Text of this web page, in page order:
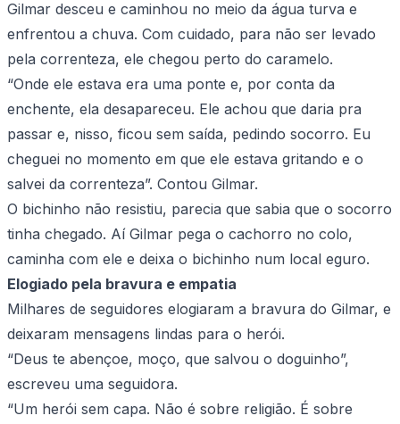
Gilmar desceu e caminhou no meio da água turva e
enfrentou a chuva. Com cuidado, para não ser levado
pela correnteza, ele chegou perto do caramelo.
“Onde ele estava era uma ponte e, por conta da
enchente, ela desapareceu. Ele achou que daria pra
passar e, nisso, ficou sem saída, pedindo socorro. Eu
cheguei no momento em que ele estava gritando e o
salvei da correnteza”. Contou Gilmar.
O bichinho não resistiu, parecia que sabia que o socorro
tinha chegado. Aí Gilmar pega o cachorro no colo,
caminha com ele e deixa o bichinho num local eguro.
Elogiado pela bravura e empatia
Milhares de seguidores elogiaram a bravura do Gilmar, e
deixaram mensagens lindas para o herói.
“Deus te abençoe, moço, que salvou o doguinho”,
escreveu uma seguidora.
“Um herói sem capa. Não é sobre religião. É sobre